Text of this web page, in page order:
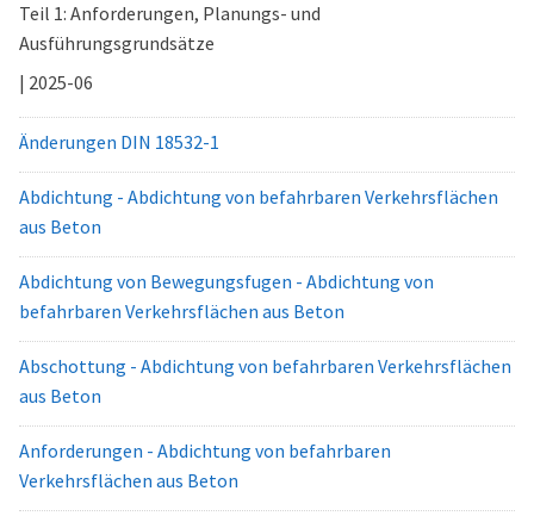
Teil 1: Anforderungen, Planungs- und
Ausführungsgrundsätze
| 2025-06
Änderungen DIN 18532-1
Abdichtung - Abdichtung von befahrbaren Verkehrsflächen
aus Beton
Abdichtung von Bewegungsfugen - Abdichtung von
befahrbaren Verkehrsflächen aus Beton
Abschottung - Abdichtung von befahrbaren Verkehrsflächen
aus Beton
Anforderungen - Abdichtung von befahrbaren
Verkehrsflächen aus Beton